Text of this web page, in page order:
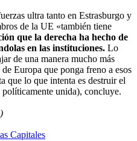
ultra tanto en Estrasburgo y
de la UE «también tiene
que la derecha ha hecho de
en las instituciones. Lo
de una manera mucho más
Europa que ponga freno a esos
que lo que intenta es destruir el
unida), concluye.
)
Capitales